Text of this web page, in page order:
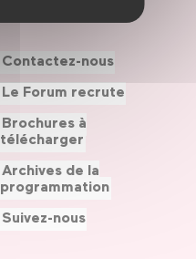
Contactez-nous
Le Forum recrute
Brochures à
télécharger
Archives de la
programmation
Suivez-nous